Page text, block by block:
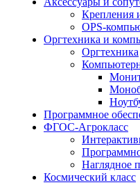
Крепления
OPS-
Оргтехника и
Оргтехника
Программное
ФГОС-Агрокласс
Наглядное
Космический класс